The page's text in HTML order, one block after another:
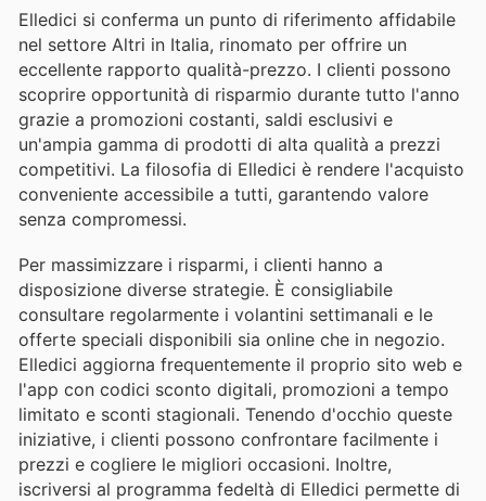
Elledici si conferma un punto di riferimento affidabile
nel settore Altri in Italia, rinomato per offrire un
eccellente rapporto qualità-prezzo. I clienti possono
scoprire opportunità di risparmio durante tutto l'anno
grazie a promozioni costanti, saldi esclusivi e
un'ampia gamma di prodotti di alta qualità a prezzi
competitivi. La filosofia di Elledici è rendere l'acquisto
conveniente accessibile a tutti, garantendo valore
senza compromessi.
Per massimizzare i risparmi, i clienti hanno a
disposizione diverse strategie. È consigliabile
consultare regolarmente i volantini settimanali e le
offerte speciali disponibili sia online che in negozio.
Elledici aggiorna frequentemente il proprio sito web e
l'app con codici sconto digitali, promozioni a tempo
limitato e sconti stagionali. Tenendo d'occhio queste
iniziative, i clienti possono confrontare facilmente i
prezzi e cogliere le migliori occasioni. Inoltre,
iscriversi al programma fedeltà di Elledici permette di